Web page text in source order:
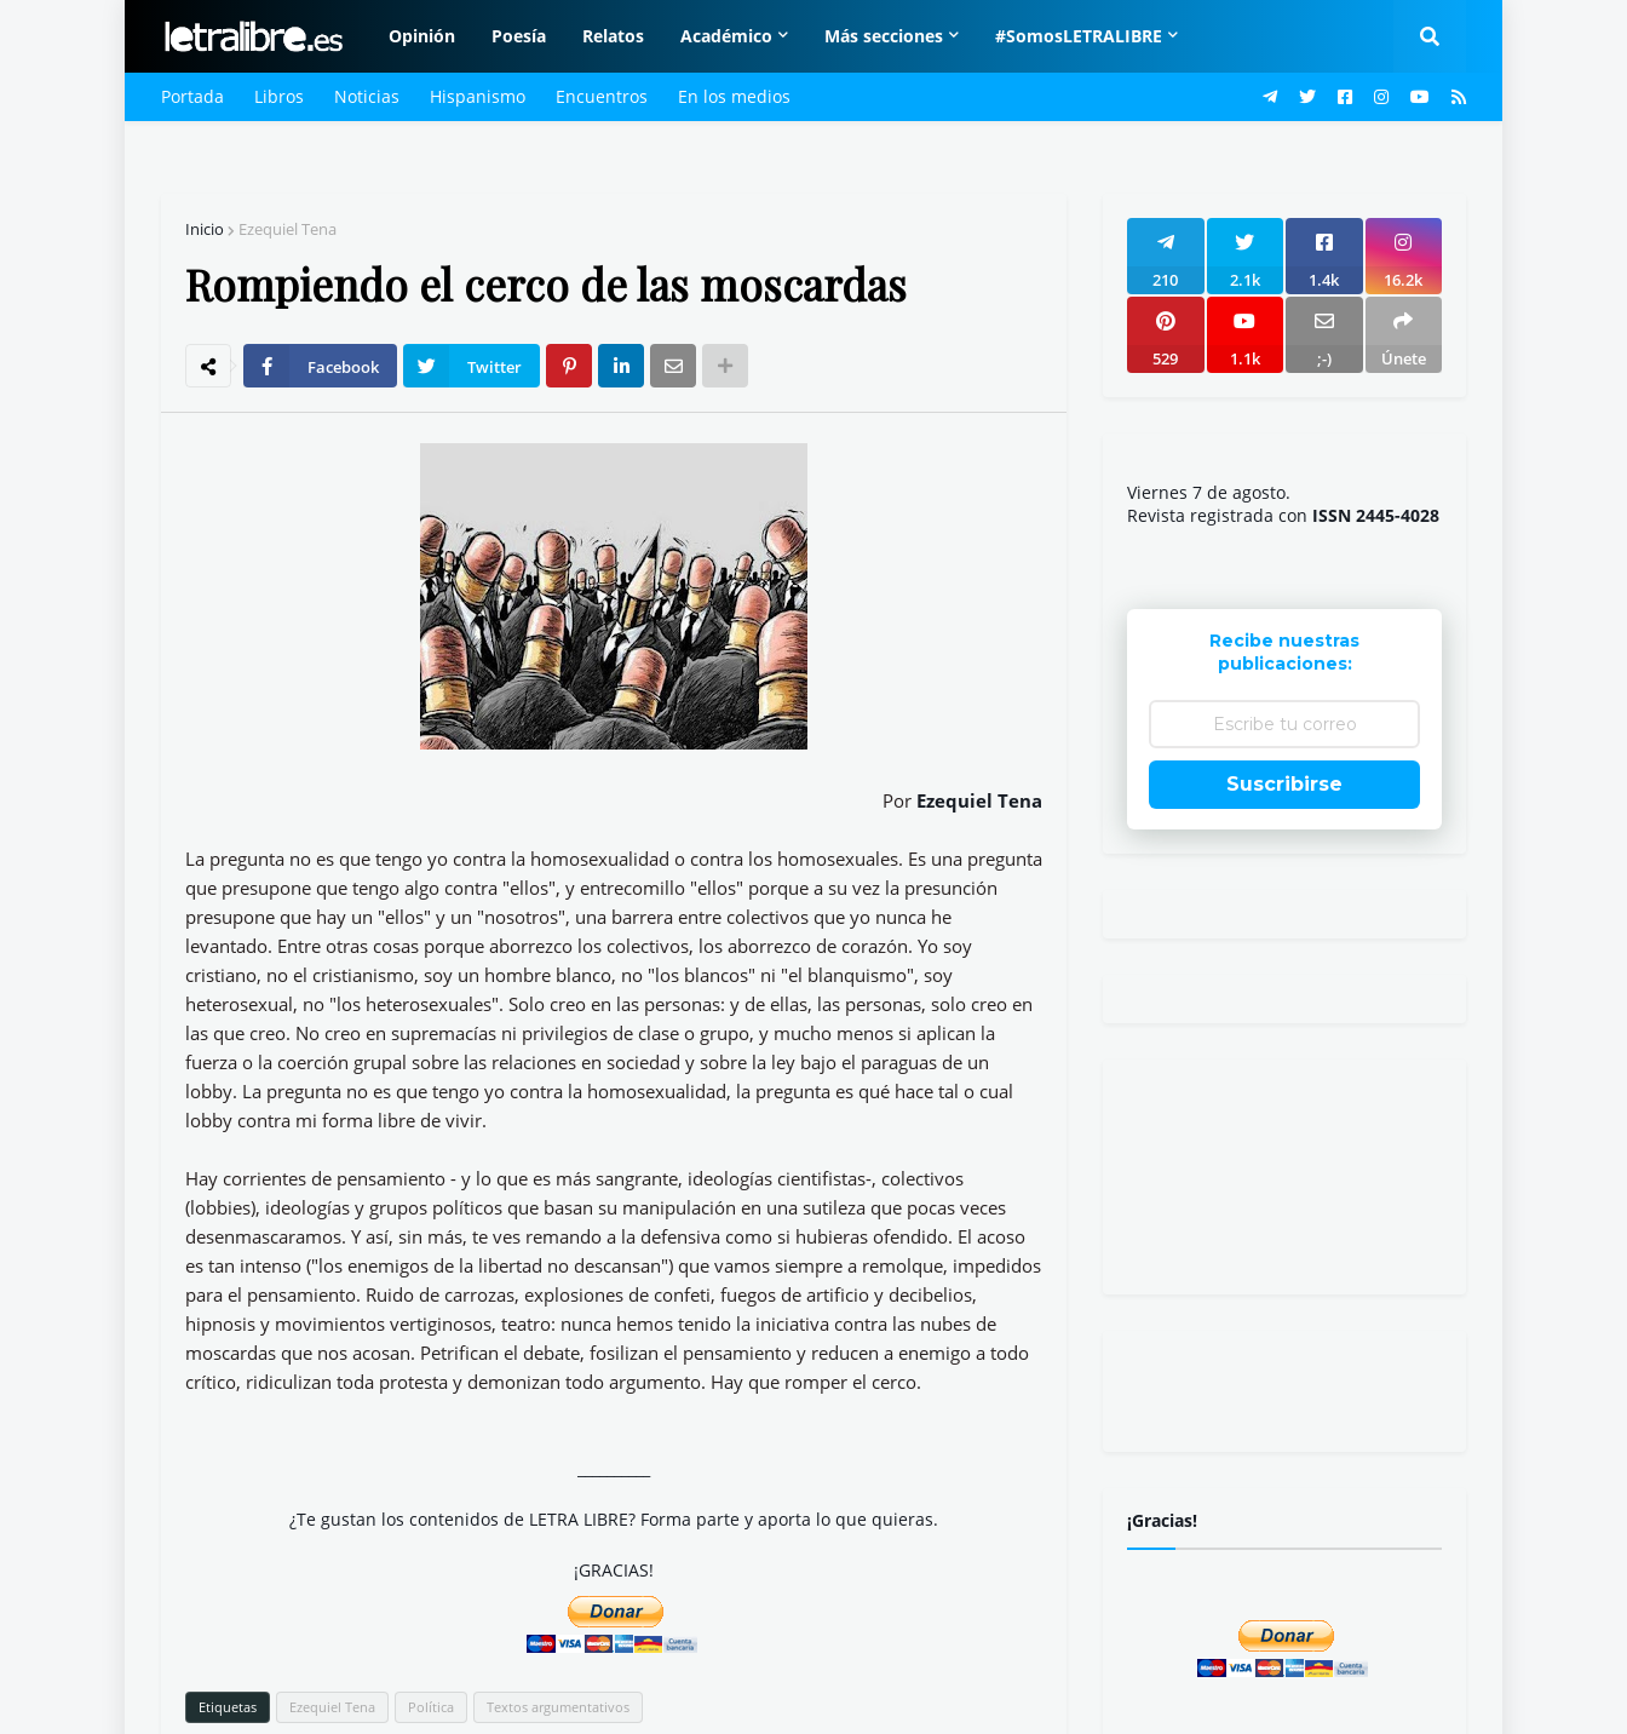
Opinión Poesía Relatos Académico Más secciones #SomosLETRALIBRE
Portada Libros Noticias Hispanismo Encuentros En los medios
Inicio Ezequiel Tena
Rompiendo el cerco de las moscardas
Facebook Twitter
Por Ezequiel Tena
La pregunta no es que tengo yo contra la homosexualidad o contra los homosexuales. Es una pregunta
que presupone que tengo algo contra "ellos", y entrecomillo "ellos" porque a su vez la presunción
presupone que hay un "ellos" y un "nosotros", una barrera entre colectivos que yo nunca he
levantado. Entre otras cosas porque aborrezco los colectivos, los aborrezco de corazón. Yo soy
cristiano, no el cristianismo, soy un hombre blanco, no "los blancos" ni "el blanquismo", soy
heterosexual, no "los heterosexuales". Solo creo en las personas: y de ellas, las personas, solo creo en
las que creo. No creo en supremacías ni privilegios de clase o grupo, y mucho menos si aplican la
fuerza o la coerción grupal sobre las relaciones en sociedad y sobre la ley bajo el paraguas de un
lobby. La pregunta no es que tengo yo contra la homosexualidad, la pregunta es qué hace tal o cual
lobby contra mi forma libre de vivir.
Hay corrientes de pensamiento - y lo que es más sangrante, ideologías cientifistas-, colectivos
(lobbies), ideologías y grupos políticos que basan su manipulación en una sutileza que pocas veces
desenmascaramos. Y así, sin más, te ves remando a la defensiva como si hubieras ofendido. El acoso
es tan intenso ("los enemigos de la libertad no descansan") que vamos siempre a remolque, impedidos
para el pensamiento. Ruido de carrozas, explosiones de confeti, fuegos de artificio y decibelios,
hipnosis y movimientos vertiginosos, teatro: nunca hemos tenido la iniciativa contra las nubes de
moscardas que nos acosan. Petrifican el debate, fosilizan el pensamiento y reducen a enemigo a todo
crítico, ridiculizan toda protesta y demonizan todo argumento. Hay que romper el cerco.
¿Te gustan los contenidos de LETRA LIBRE? Forma parte y aporta lo que quieras.
¡GRACIAS!
Etiquetas Ezequiel Tena Política Textos argumentativos
210 2.1k 1.4k 16.2k
529 1.1k ;-) Únete
Viernes 7 de agosto.
Revista registrada con ISSN 2445-4028
Recibe nuestras
publicaciones:
Suscribirse
¡Gracias!